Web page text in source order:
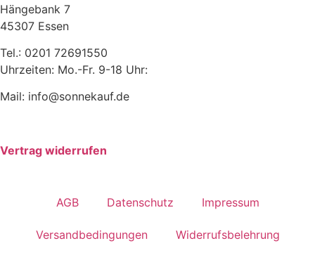
Hängebank 7
45307 Essen
Tel.: 0201 72691550
Uhrzeiten: Mo.-Fr. 9-18 Uhr:
Mail: info@sonnekauf.de
Vertrag widerrufen
AGB Datenschutz Impressum
Versandbedingungen Widerrufsbelehrung